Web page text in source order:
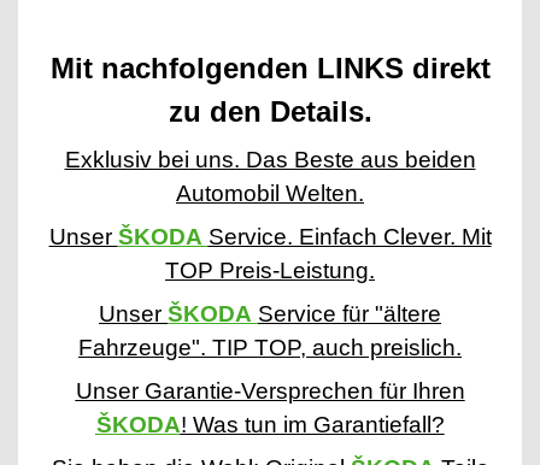
Mit nachfolgenden LINKS direkt
zu den Details.
Exklusiv bei uns. Das Beste aus beiden
Automobil Welten.
Unser ŠKODA Service. Einfach Clever. Mit
TOP Preis-Leistung.
Unser ŠKODA Service für "ältere
Fahrzeuge". TIP TOP, auch preislich.
Unser Garantie-Versprechen für Ihren
ŠKODA! Was tun im Garantiefall?